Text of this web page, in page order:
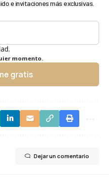
e invitaciones más exclusivas.
momento.
gratis
Dejar un comentario